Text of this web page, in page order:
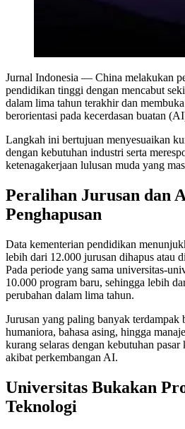
Jurnal Indonesia — China melakukan
pendidikan tinggi dengan mencabut
dalam lima tahun terakhir dan
berorientasi pada kecerdasan buatan
Langkah ini bertujuan menyesuaikan
dengan kebutuhan industri serta
ketenagakerjaan lulusan muda yang
Peralihan Jurusan dan
Penghapusan
Data kementerian pendidikan
lebih dari 12.000 jurusan dihapus atau
Pada periode yang sama universitas-
10.000 program baru, sehingga lebih
perubahan dalam lima tahun.
Jurusan yang paling banyak terdampak
humaniora, bahasa asing, hingga
kurang selaras dengan kebutuhan
akibat perkembangan AI.
Universitas Bukakan
Teknologi